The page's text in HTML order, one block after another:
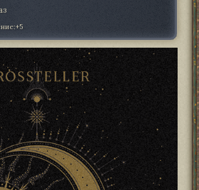
+5